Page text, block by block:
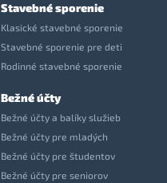
Stavebné sporenie
Klasické stavebné sporenie
Stavebné sporenie pre deti
Rodinné stavebné sporenie
Bežné účty
Bežné účty a balíky služieb
Bežné účty pre mladých
Bežné účty pre študentov
Bežné účty pre seniorov